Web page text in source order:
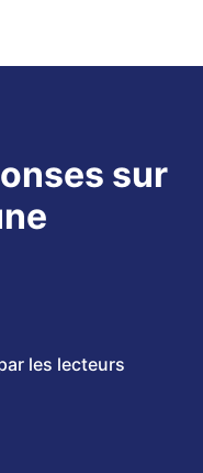
sur
les lecteurs